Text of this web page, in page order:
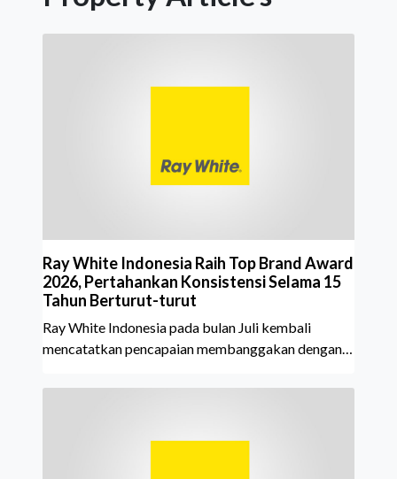
Ray White Indonesia Raih Top Brand Award
2026, Pertahankan Konsistensi Selama 15
Tahun Berturut-turut
Ray White Indonesia pada bulan Juli kembali
mencatatkan pencapaian membanggakan dengan
Property Agent. Penghargaan ini menjadi semakin